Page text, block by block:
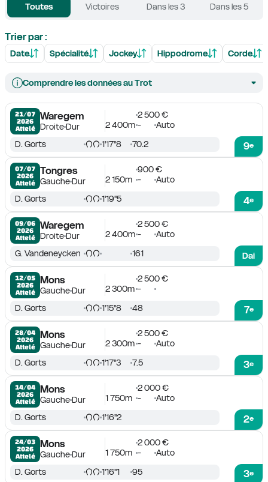
Toutes Victoires Dans les 3 Dans les 5
Trier par :
Date Spécialité Jockey Hippodrome Corde
Comprendre les données au Trot
21/07
2026
Attelé
Waregem
DroiteDur
2 500 €
2 400m - Auto
9e
D. Gorts 1'17''8 70.2
07/07
2026
Attelé
Tongres
GaucheDur
900 €
2 150m - Auto
4e
D. Gorts 1'19''5
09/06
2026
Attelé
Waregem
DroiteDur
2 500 €
2 400m -
Auto
Dai
G. Vandeneycken 161
12/05
2026
Attelé
Mons
GaucheDur
2 500 €
2 300m -
7e
D. Gorts 1'15''8 48
28/04
2026
Attelé
Mons
GaucheDur
2 500 €
2 300m - Auto
3e
D. Gorts 1'17''3 7.5
14/04
2026
Attelé
Mons
GaucheDur
2 000 €
1 750m - Auto
2e
D. Gorts 1'16''2
24/03
2026
Attelé
Mons
GaucheDur
2 000 €
1 750m - Auto
3e
D. Gorts 1'16''1 95